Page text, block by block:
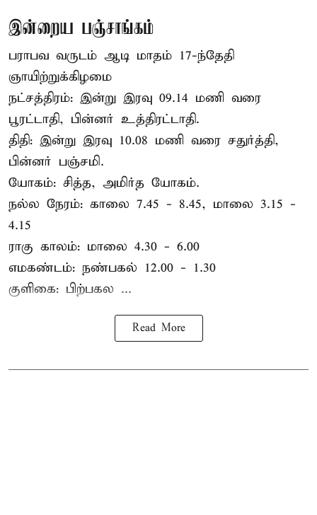
இன்றைய பஞ்சாங்கம்
பராபவ வருடம் ஆடி மாதம் 17-ந்தேதி
ஞாயிற்றுக்கிழமை
நட்சத்திரம்: இன்று இரவு 09.14 மணி வரை
பூரட்டாதி, பின்னர் உத்திரட்டாதி.
திதி: இன்று இரவு 10.08 மணி வரை சதுர்த்தி,
பின்னர் பஞ்சமி.
யோகம்: சித்த, அமிர்த யோகம்.
நல்ல நேரம்: காலை 7.45 - 8.45, மாலை 3.15 -
4.15
ராகு காலம்: மாலை 4.30 - 6.00
எமகண்டம்: நண்பகல் 12.00 - 1.30
குளிகை: பிற்பகல ...
Read More